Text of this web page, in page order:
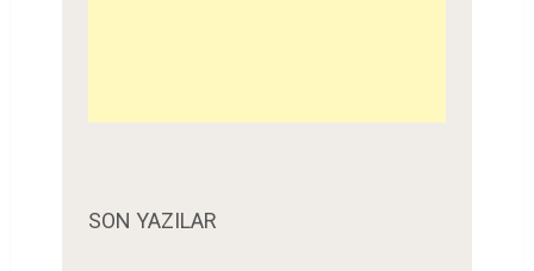
SON YAZILAR